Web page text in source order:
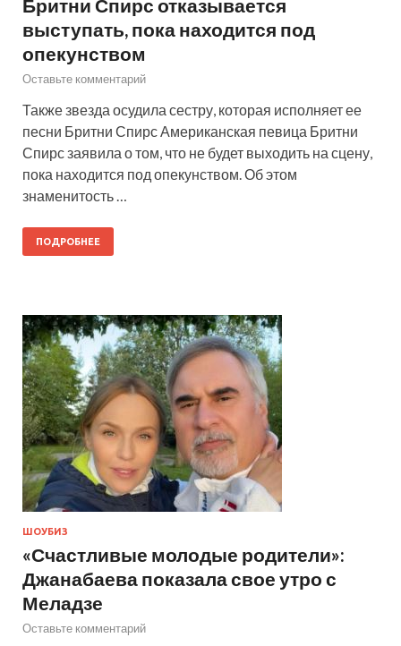
Бритни Спирс отказывается
выступать, пока находится под
опекунством
Оставьте комментарий
Также звезда осудила сестру, которая исполняет ее
песни Бритни Спирс Американская певица Бритни
Спирс заявила о том, что не будет выходить на сцену,
пока находится под опекунством. Об этом
знаменитость …
ПОДРОБНЕЕ
ШОУБИЗ
«Счастливые молодые родители»:
Джанабаева показала свое утро с
Меладзе
Оставьте комментарий